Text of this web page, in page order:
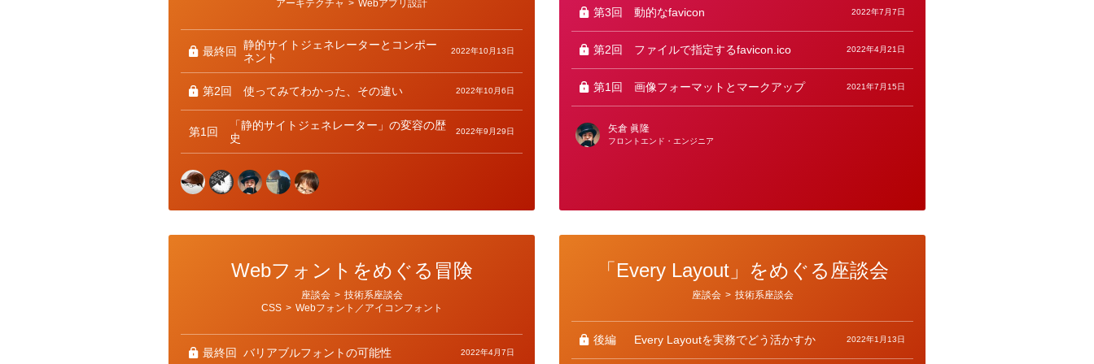
ー
アーキテクチャ > Webアプリ設計
最終回 静的サイトジェネレーターとコンポー
ネント
2022年10月13日
第2回 使ってみてわかった、その違い 2022年10月6日
第1回
「静的サイトジェネレーター」の変容の歴
史
2022年9月29日
第3回 動的なfavicon 2022年7月7日
第2回 ファイルで指定するfavicon.ico 2022年4月21日
第1回 画像フォーマットとマークアップ 2021年7月15日
矢倉 眞隆
フロントエンド・エンジニア
Webフォントをめぐる冒険
ー
座談会 > 技術系座談会
CSS > Webフォント／アイコンフォント
最終回 バリアブルフォントの可能性 2022年4月7日
「Every Layout」をめぐる座談会
リ
座談会 > 技術系座談会
後編 Every Layoutを実務でどう活かすか 2022年1月13日